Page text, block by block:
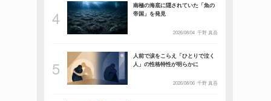
南極の海底に隠されていた「魚の
帝国」を発見
2026/08/04 千野 真吾
人前で涙をこらえ「ひとりで泣く
人」の性格特性が明らかに
2026/08/06 千野 真吾